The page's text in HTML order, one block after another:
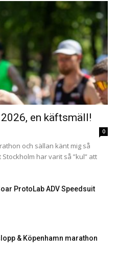
en käftsmäll!
0
och sällan känt mig så
har varit så ”kul” att
ProtoLab ADV Speedsuit
& Köpenhamn marathon